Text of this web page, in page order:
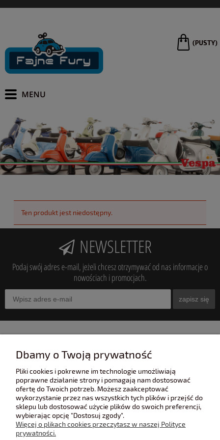
(PUSTY)
Ten produkt jest niedostępny.
NEWSLETTER
Podaj swój adres e-mail, jeżeli chcesz otrzymywać od nas informacje o
nowościach i promocjach.
zapisz się
POMOC
POLECANE STRONY
Dbamy o Twoją prywatność
Pliki cookies i pokrewne im technologie umożliwiają
poprawne działanie strony i pomagają nam dostosować
ofertę do Twoich potrzeb. Możesz zaakceptować
wykorzystanie przez nas wszystkich tych plików i przejść do
sklepu lub dostosować użycie plików do swoich preferencji,
wybierając opcję "Dostosuj zgody".
Więcej o plikach cookies przeczytasz w naszej Polityce
prywatności.